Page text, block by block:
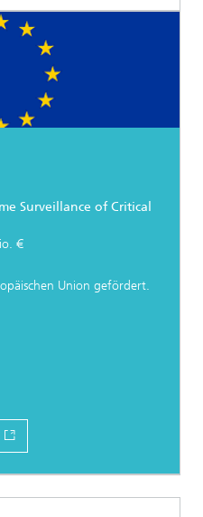
Surveillance of Critical
€
Union gefördert.